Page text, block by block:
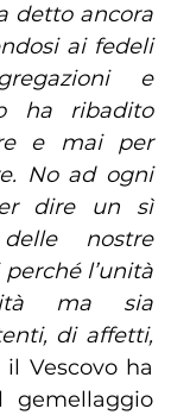
detto ancora
ai fedeli
e
ha ribadito
e mai per
No ad ogni
dire un sì
nostre
l’unità
ma sia
di affetti,
il Vescovo ha